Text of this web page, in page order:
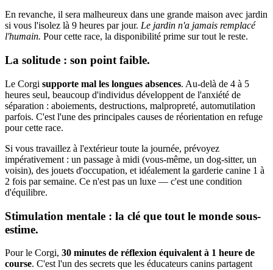
En revanche, il sera malheureux dans une grande maison avec jardin
si vous l'isolez là 9 heures par jour. Le jardin n'a jamais remplacé
l'humain. Pour cette race, la disponibilité prime sur tout le reste.
La solitude : son point faible.
Le Corgi supporte mal les longues absences. Au-delà de 4 à 5
heures seul, beaucoup d'individus développent de l'anxiété de
séparation : aboiements, destructions, malpropreté, automutilation
parfois. C'est l'une des principales causes de réorientation en refuge
pour cette race.
Si vous travaillez à l'extérieur toute la journée, prévoyez
impérativement : un passage à midi (vous-même, un dog-sitter, un
voisin), des jouets d'occupation, et idéalement la garderie canine 1 à
2 fois par semaine. Ce n'est pas un luxe — c'est une condition
d'équilibre.
Stimulation mentale : la clé que tout le monde sous-
estime.
Pour le Corgi, 30 minutes de réflexion équivalent à 1 heure de
course. C'est l'un des secrets que les éducateurs canins partagent